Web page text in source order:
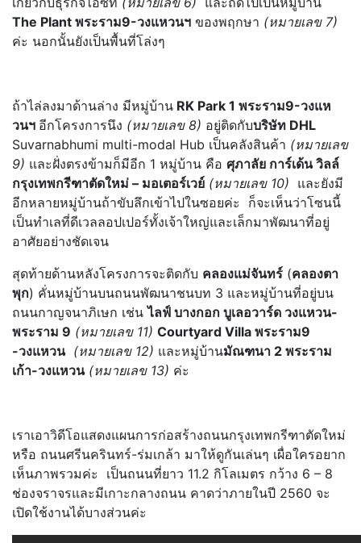
The Plant พระราม9-วงแหวนฯ ของพฤกษา (หมายเลข 7)
ค่ะ นอกนั้นยังเป็นพื้นที่โล่งๆ
ถ้าไล่ลงมาด้านล่าง มีหมู่บ้าน RK Park 1 พระราม9-วงแห
วนฯ อีกโครงการนึง (หมายเลข 8) อยู่ติดกับบริษัท DHL
Suvarnabhumi multi-modal Hub เป็นคลังสินค้า (หมายเลข
9) และฝั่งตรงข้ามก็มีอีก 1 หมู่บ้าน คือ ศุภาลัย การ์เด้น วิลล์
กรุงเทพกรีฑาตัดใหม่ – มอเตอร์เวย์ (หมายเลข 10) และยังมี
อีกหลายหมู่บ้านถ้าขับลึกเข้าไปในซอยค่ะ ก็จะเห็นว่าโซนนี้
เป็นทำเลที่ดีเวลลอปเปอร์ทั้งเจ้าใหญ่และเล็กมาพัฒนาที่อยู่
อาศัยอย่างชัดเจน
สุดท้ายด้านหลังโครงการจะติดกับ คลองแม่จันทร์ (คลองตา
พุก) คั่นหมู่บ้านบนถนนพัฒนาชนบท 3 และหมู่บ้านที่อยู่บน
ถนนกาญจนาภิเษก เช่นไลฟ์ บางกอก บูเลอวาร์ด วงแหวน-
พระราม 9 (หมายเลข 11) Courtyard Villa พระราม9
-วงแหวน (หมายเลข 12) และหมู่บ้านมัณฑนา 2 พระราม
เก้า-วงแหวน (หมายเลข 13) ค่ะ
เราเอาวิดีโอแสดงแผนการก่อสร้างถนนกรุงเทพกรีฑาตัดใหม่
หรือ ถนนศรีนครินทร์-ร่มเกล้า มาให้ดูกันเล่นๆ เผื่อใครอยาก
เห็นภาพรวมค่ะ เป็นถนนที่ยาว 11.2 กิโลเมตร กว้าง 6 – 8
ช่องจราจรและมีเกาะกลางถนน คาดว่าภายในปี 2560 จะ
เปิดใช้งานได้บางส่วนค่ะ